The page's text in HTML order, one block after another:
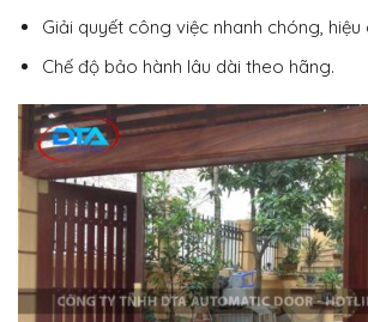
Giải quyết công việc nhanh chóng, hiệu
Chế độ bảo hành lâu dài theo hãng.